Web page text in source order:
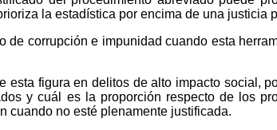
la estadística por encima de una justicia
corrupción e impunidad cuando esta
figura en delitos de alto impacto social,
y cuál es la proporción respecto de los
cuando no esté plenamente justificada.